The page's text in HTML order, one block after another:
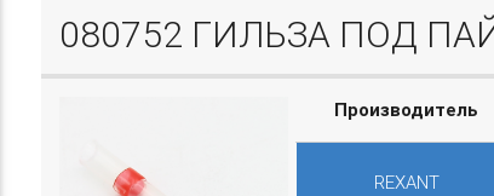
Basket.php
080752 ГИЛЬЗА ПОД
Производитель
REXANT